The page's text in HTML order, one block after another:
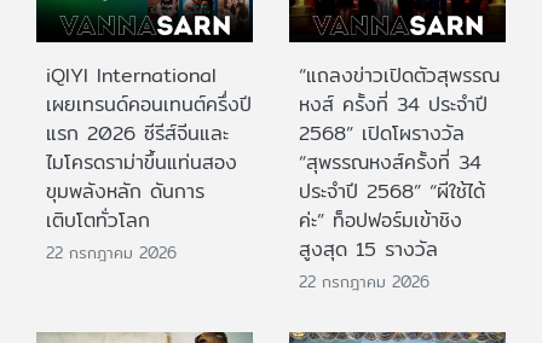
iQIYI International
เผยเทรนด์คอนเทนต์ครึ่งปี
แรก 2026 ซีรีส์จีนและ
ไมโครดราม่าขึ้นแท่นสอง
ขุมพลังหลัก ดันการ
เติบโตทั่วโลก
22 กรกฎาคม 2026
“แถลงข่าวเปิดตัวสุพรรณ
หงส์ ครั้งที่ 34 ประจำปี
2568” เปิดโผรางวัล
“สุพรรณหงส์ครั้งที่ 34
ประจำปี 2568” “ผีใช้ได้
ค่ะ” ท็อปฟอร์มเข้าชิง
สูงสุด 15 รางวัล
22 กรกฎาคม 2026